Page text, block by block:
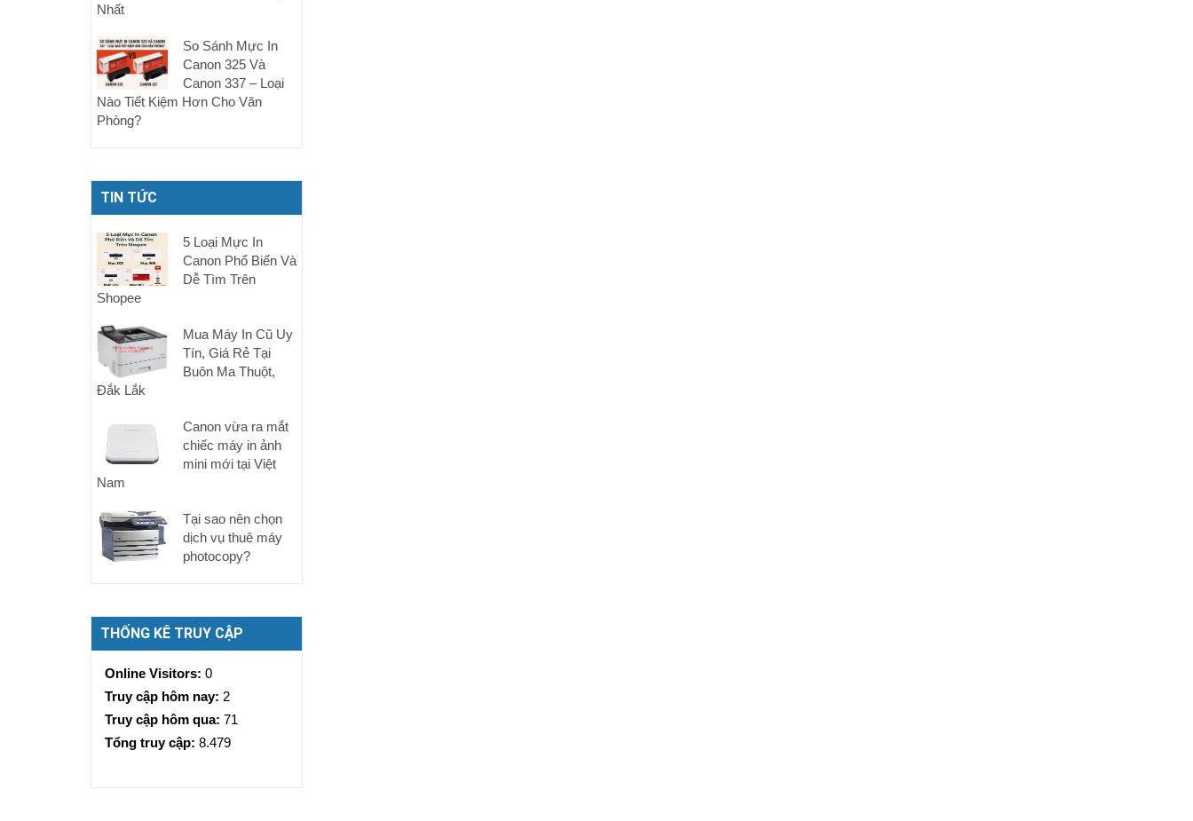
Nhất
So Sánh Mực In
Canon 325 Và
Canon 337 – Loại
Nào Tiết Kiệm Hơn Cho Văn
Phòng?
TIN TỨC
5 Loại Mực In
Canon Phổ Biến Và
Dễ Tìm Trên
Shopee
Mua Máy In Cũ Uy
Tín, Giá Rẻ Tại
Buôn Ma Thuột,
Đắk Lắk
Canon vừa ra mắt
chiếc máy in ảnh
mini mới tại Việt
Nam
Tại sao nên chọn
dịch vụ thuê máy
photocopy?
THỐNG KÊ TRUY CẬP
Online Visitors: 0
Truy cập hôm nay: 2
Truy cập hôm qua: 71
Tổng truy cập: 8.479